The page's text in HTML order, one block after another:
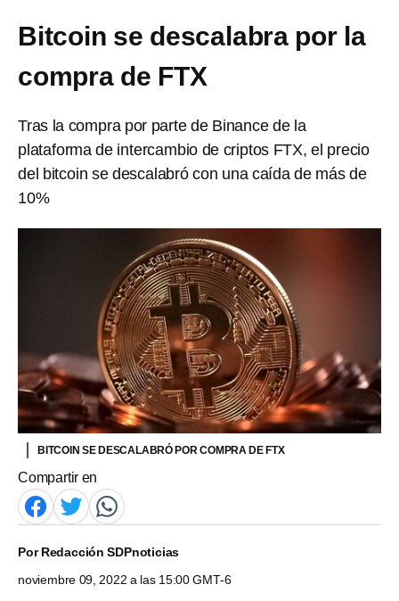
Bitcoin se descalabra por la
compra de FTX
Tras la compra por parte de Binance de la
plataforma de intercambio de criptos FTX, el precio
del bitcoin se descalabró con una caída de más de
10%
BITCOIN SE DESCALABRÓ POR COMPRA DE FTX
Compartir en
PorRedacción SDPnoticias
noviembre 09, 2022 a las 15:00 GMT-6